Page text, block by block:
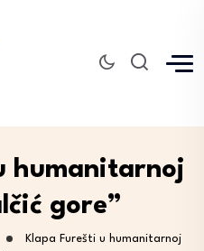
humanitarnoj
gore”
Klapa Furešti u humanitarnoj